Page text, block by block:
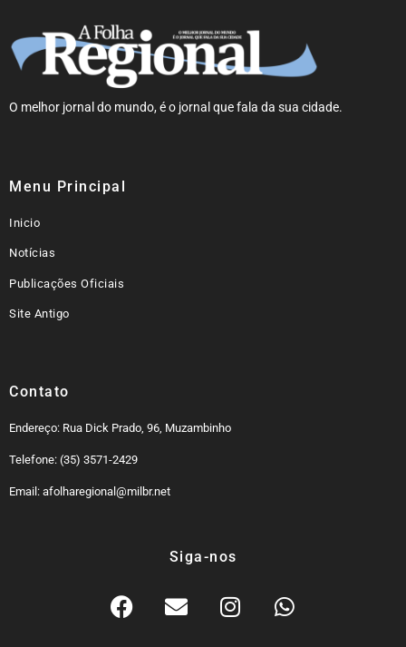
O melhor jornal do mundo, é o jornal que fala da sua cidade.
Menu Principal
Inicio
Notícias
Publicações Oficiais
Site Antigo
Contato
Endereço: Rua Dick Prado, 96, Muzambinho
Telefone: (35) 3571-2429
Email: afolharegional@milbr.net
Siga-nos